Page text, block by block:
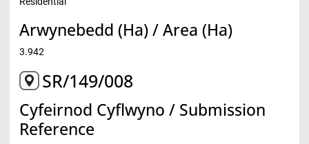
Arwynebedd (Ha) / Area (Ha)
3.942
SR/149/008
Cyfeirnod Cyflwyno / Submission
Reference